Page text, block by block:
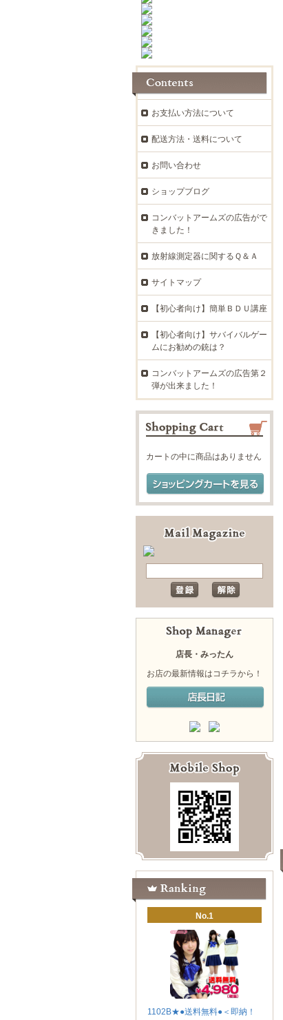
お支払い方法について
配送方法・送料について
お問い合わせ
ショップブログ
コンバットアームズの広告がで
きました！
放射線測定器に関するＱ＆Ａ
サイトマップ
【初心者向け】簡単ＢＤＵ講座
【初心者向け】サバイバルゲー
ムにお勧めの銃は？
コンバットアームズの広告第２
弾が出来ました！
カートの中に商品はありません
店長・みったん
お店の最新情報はコチラから！
No.1
1102B★●送料無料●＜即納！